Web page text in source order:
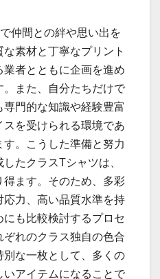
仲間との絆や思い出を
素材と丁寧なプリント
者とともに企画を進め
。また、自分たちだけで
門的な知識や経験豊富
を受けられる環境であ
。こうした準備と努力
たクラスTシャツは、
ます。そのため、多彩
力、高い品質水準を持
も比較検討するプロセ
れのクラス独自の色合
な一枚として、多くの
アイテムになることで